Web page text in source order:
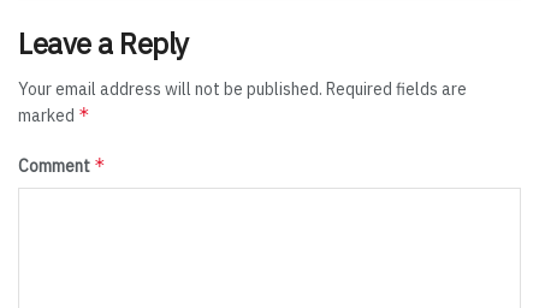
Leave a Reply
Your email address will not be published. Required fields are
marked *
Comment *